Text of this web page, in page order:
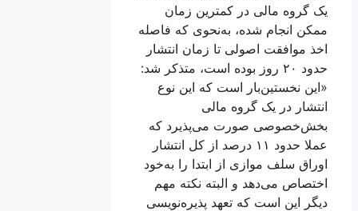
یک گروه مالی در کمترین زمان
ممکن انجام شده، به‌نحوی‌ که فاصله
اخذ موافقت اصولی تا زمان انتشار
حدود ۲۰ روز بوده است، متذکر شد:
«این نخستین‌بار است که این نوع
انتشار در یک گروه مالی
بخش‌خصوصی صورت می‌پذیرد که
عملا حدود ۱۱ درصد از کل انتشار
اوراق سلف موازی از ابتدا را به‌خود
اختصاص می‌دهد و البته نکته مهم
دیگر این است که تعهد پذیره‌نویسی